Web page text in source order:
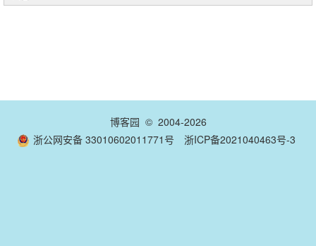
博客园 © 2004-2026
浙公网安备 33010602011771号
浙ICP备2021040463号-3